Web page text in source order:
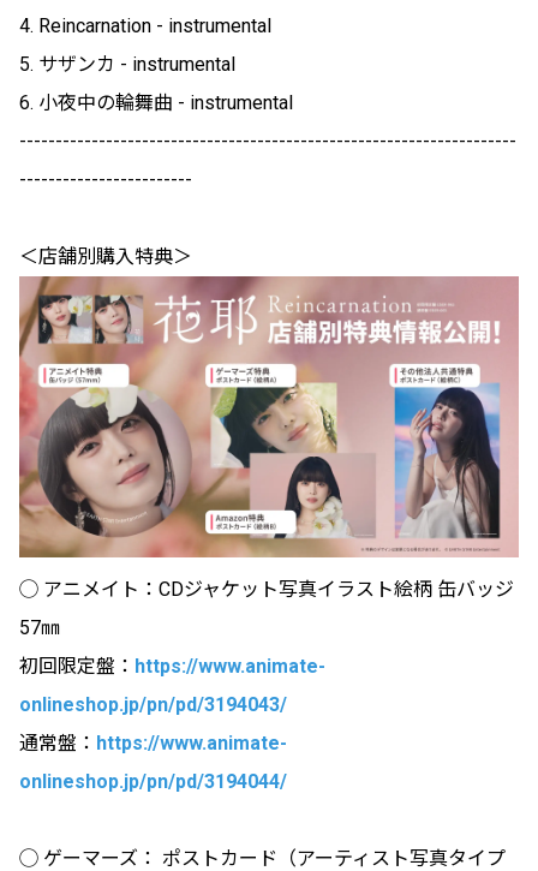
4. Reincarnation - instrumental
5. サザンカ - instrumental
6. 小夜中の輪舞曲 - instrumental
---------------------------------------------------------------------
------------------------
＜店舗別購入特典＞
◯ アニメイト：CDジャケット写真イラスト絵柄 缶バッジ
57㎜
初回限定盤： https://www.animate-
onlineshop.jp/pn/pd/3194043/
通常盤： https://www.animate-
onlineshop.jp/pn/pd/3194044/
◯ ゲーマーズ： ポストカード（アーティスト写真タイプ